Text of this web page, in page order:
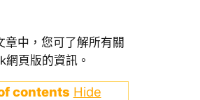
章中，您可了解所有關
網頁版的資訊。
contents Hide